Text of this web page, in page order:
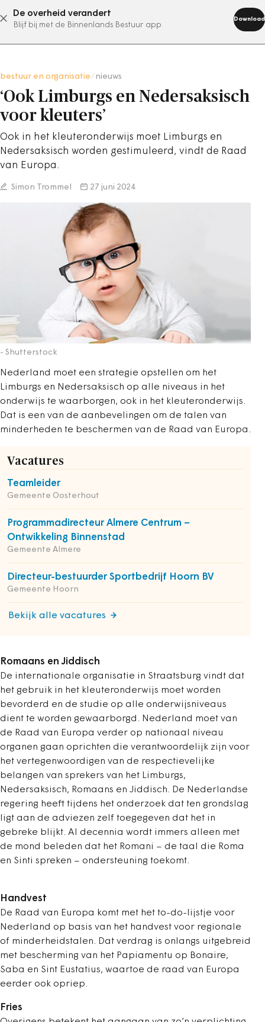
De overheid verandert
Blijf bij met de Binnenlands Bestuur app
Download
abonneer nu
bestuur en organisatie nieuws
‘Ook Limburgs en Nedersaksisch
voor kleuters’
Ook in het kleuteronderwijs moet Limburgs en
Nedersaksisch worden gestimuleerd, vindt de Raad
van Europa.
Simon Trommel 27 juni 2024
- Shutterstock
Nederland moet een strategie opstellen om het
Limburgs en Nedersaksisch op alle niveaus in het
onderwijs te waarborgen, ook in het kleuteronderwijs.
Dat is een van de aanbevelingen om de talen van
minderheden te beschermen van de Raad van Europa.
Vacatures
Teamleider
Gemeente Oosterhout
Programmadirecteur Almere Centrum –
Ontwikkeling Binnenstad
Gemeente Almere
Directeur-bestuurder Sportbedrijf Hoorn BV
Gemeente Hoorn
Bekijk alle vacatures
Romaans en Jiddisch
De internationale organisatie in Straatsburg vindt dat
het gebruik in het kleuteronderwijs moet worden
bevorderd en de studie op alle onderwijsniveaus
dient te worden gewaarborgd. Nederland moet van
de Raad van Europa verder op nationaal niveau
organen gaan oprichten die verantwoordelijk zijn voor
het vertegenwoordigen van de respectievelijke
belangen van sprekers van het Limburgs,
Nedersaksisch, Romaans en Jiddisch. De Nederlandse
regering heeft tijdens het onderzoek dat ten grondslag
ligt aan de adviezen zelf toegegeven dat het in
gebreke blijkt. Al decennia wordt immers alleen met
de mond beleden dat het Romani – de taal die Roma
en Sinti spreken – ondersteuning toekomt.
Handvest
De Raad van Europa komt met het to-do-lijstje voor
Nederland op basis van het handvest voor regionale
of minderheidstalen. Dat verdrag is onlangs uitgebreid
met bescherming van het Papiamentu op Bonaire,
Saba en Sint Eustatius, waartoe de raad van Europa
eerder ook opriep.
Fries